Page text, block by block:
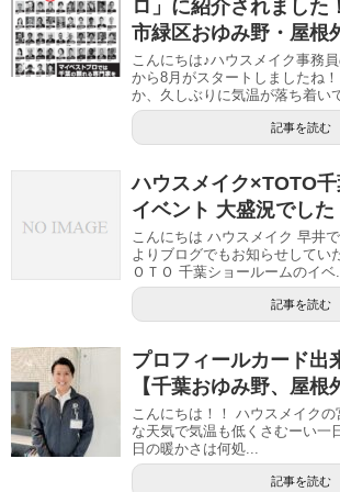
ロ」に紹介されました
市緑区おゆみ野・屋根
こんにちは♪ハウスメイク事務
から8月がスタートしましたね
か、久しぶりに気温が落ち着い
記事を読む
ハウスメイク×TOTO
イベント 大盛況でした
こんにちは ハウスメイク 早井
よりブログでもお知らせしてい
ＯＴＯ 千葉ショールームのイベ...
記事を読む
プロフィールカード出
【千葉おゆみ野、屋根
こんにちは！！ ハウスメイク
な天気で気温も低くさむーい一
日の暖かさは何処...
記事を読む